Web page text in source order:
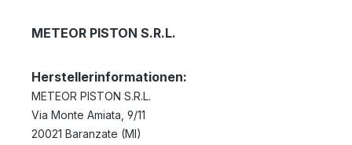
METEOR PISTON S.R.L.
Herstellerinformationen:
METEOR PISTON S.R.L.
Via Monte Amiata, 9/11
20021 Baranzate (MI)